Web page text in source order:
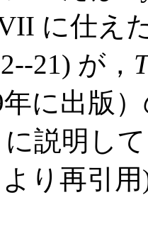
に仕え
21) が，
に出版
説明し
り再引